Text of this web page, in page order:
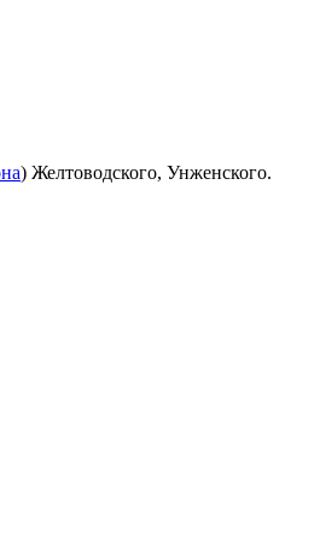
) Желтоводского, Унженского.